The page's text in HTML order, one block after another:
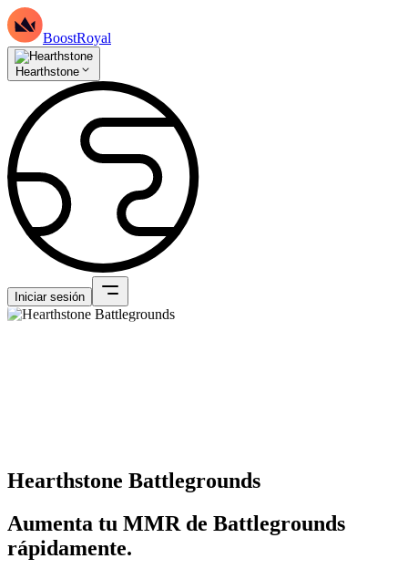
BoostRoyal
Hearthstone
Iniciar sesión
Hearthstone Battlegrounds
Aumenta tu MMR de Battlegrounds
rápidamente.